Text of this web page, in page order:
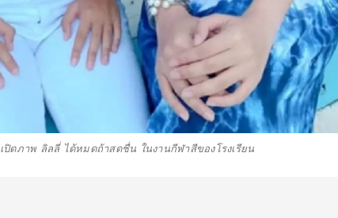
เปิดภาพ ลิลลี่ ได้หมดถ้าสดชื่น ในงานกีฬาสีของโรงเรียน